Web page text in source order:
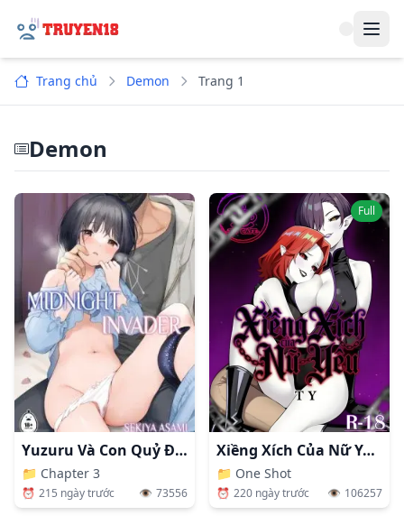
Trang chủ Demon Trang 1
Demon
Yuzuru Và Con Quỷ Được Triệu Hồi
📁 Chapter 3
⏰ 215 ngày trước 👁️ 73556
Full
Xiềng Xích Của Nữ Yêu (Succubus)
📁 One Shot
⏰ 220 ngày trước 👁️ 106257